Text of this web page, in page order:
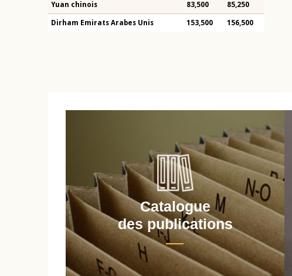
Yuan chinois 83,500 85,250
Dirham Emirats Arabes Unis 153,500 156,500
Catalogue
des publications